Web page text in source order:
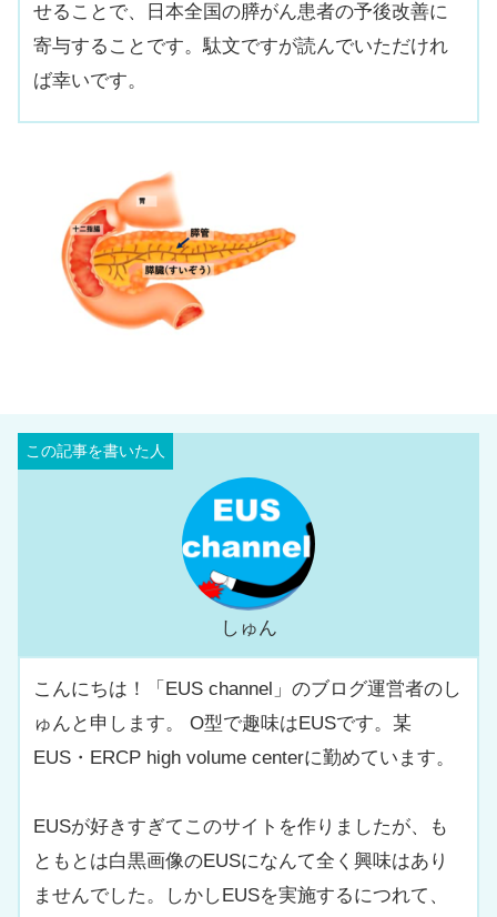
せることで、日本全国の膵がん患者の予後改善に
寄与することです。駄文ですが読んでいただけれ
ば幸いです。
しゅん
こんにちは！「EUS channel」のブログ運営者のし
ゅんと申します。 O型で趣味はEUSです。某
EUS・ERCP high volume centerに勤めています。
EUSが好きすぎてこのサイトを作りましたが、も
ともとは白黒画像のEUSになんて全く興味はあり
ませんでした。しかしEUSを実施するにつれて、